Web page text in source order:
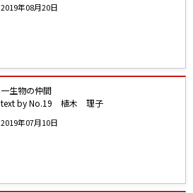
2019年08月20日
一生物の仲間
text by No.19 植木 理子
2019年07月10日